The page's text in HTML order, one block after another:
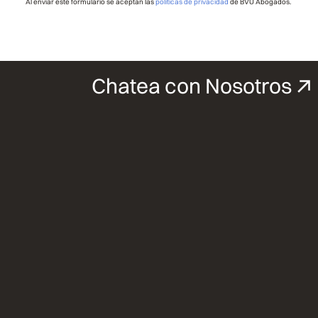
Al enviar este formulario se aceptan laspolíticas de privacidad de BVU Abogados.
Chatea con Nosotros